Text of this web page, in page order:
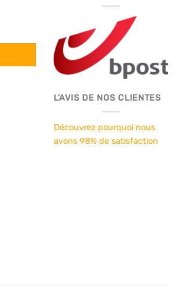
L’AVIS DE NOS CLIENTES
Découvrez pourquoi nous
avons 98% de satisfaction